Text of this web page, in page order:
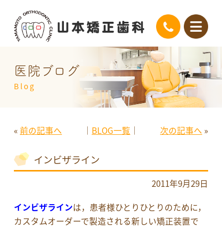
医院ブログ
Blog
« 前の記事へ │ BLOG一覧 │ 次の記事へ »
インビザライン
2011年9月29日
インビザラインは，患者様ひとりひとりのために，
カスタムオーダーで製造される新しい矯正装置で